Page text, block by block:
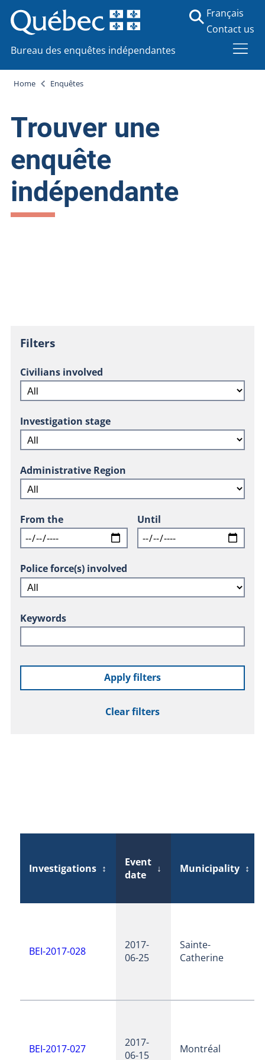
Bureau des enquêtes indépendantes
Français
Contact us
Home Enquêtes
Trouver une
enquête
indépendante
Filters
Civilians involved
Investigation stage
Administrative Region
From the Until
Police force(s) involved
Keywords
Apply filters
Clear filters
Investigations ↕
Event
date
↓ Municipality ↕
BEI-2017-028
2017-
06-25
Sainte-
Catherine
BEI-2017-027
2017-
06-15
Montréal